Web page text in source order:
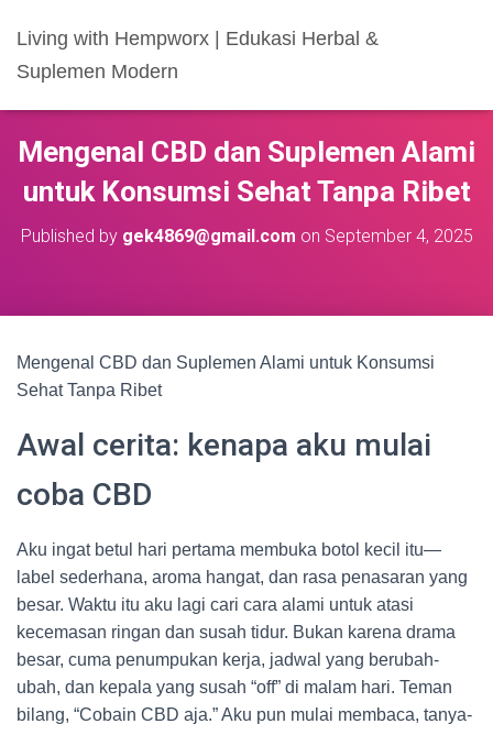
Living with Hempworx | Edukasi Herbal &
Suplemen Modern
Mengenal CBD dan Suplemen Alami
untuk Konsumsi Sehat Tanpa Ribet
Published by gek4869@gmail.com on September 4, 2025
Mengenal CBD dan Suplemen Alami untuk Konsumsi
Sehat Tanpa Ribet
Awal cerita: kenapa aku mulai
coba CBD
Aku ingat betul hari pertama membuka botol kecil itu—
label sederhana, aroma hangat, dan rasa penasaran yang
besar. Waktu itu aku lagi cari cara alami untuk atasi
kecemasan ringan dan susah tidur. Bukan karena drama
besar, cuma penumpukan kerja, jadwal yang berubah-
ubah, dan kepala yang susah “off” di malam hari. Teman
bilang, “Cobain CBD aja.” Aku pun mulai membaca, tanya-